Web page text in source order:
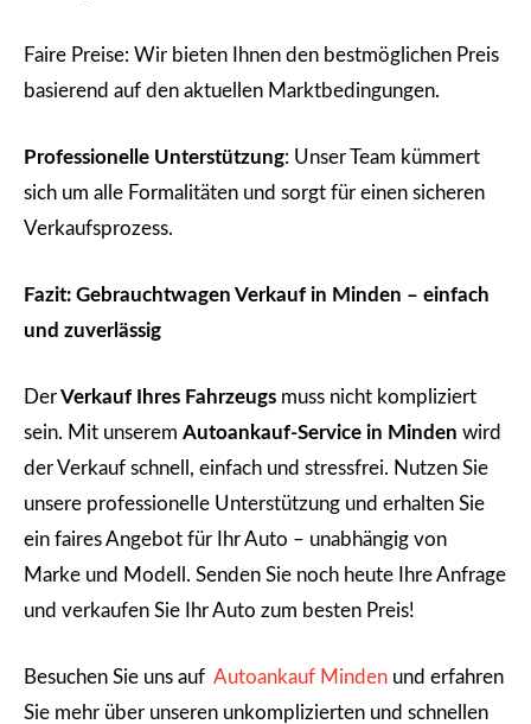
Faire Preise: Wir bieten Ihnen den bestmöglichen Preis
basierend auf den aktuellen Marktbedingungen.
Professionelle Unterstützung: Unser Team kümmert
sich um alle Formalitäten und sorgt für einen sicheren
Verkaufsprozess.
Fazit: Gebrauchtwagen Verkauf in Minden – einfach
und zuverlässig
DerVerkauf Ihres Fahrzeugs muss nicht kompliziert
sein. Mit unserem Autoankauf-Service in Minden wird
der Verkauf schnell, einfach und stressfrei. Nutzen Sie
unsere professionelle Unterstützung und erhalten Sie
ein faires Angebot für Ihr Auto – unabhängig von
Marke und Modell. Senden Sie noch heute Ihre Anfrage
und verkaufen Sie Ihr Auto zum besten Preis!
Besuchen Sie uns auf Autoankauf Minden und erfahren
Sie mehr über unseren unkomplizierten und schnellen